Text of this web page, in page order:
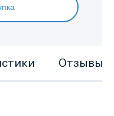
Отзывы